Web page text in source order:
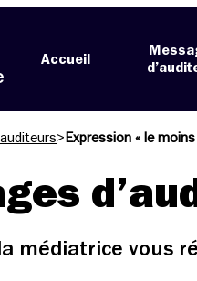
Accueil
> Expression « le moins
médiatrice vous